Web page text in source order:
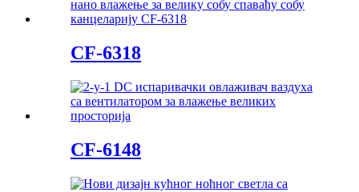
CF-6318
CF-6148